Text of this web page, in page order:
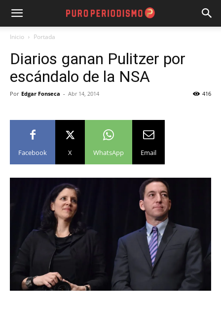
Inicio Portada
Diarios ganan Pulitzer por
escándalo de la NSA
Por Edgar Fonseca - Abr 14, 2014 416
Facebook X WhatsApp Email